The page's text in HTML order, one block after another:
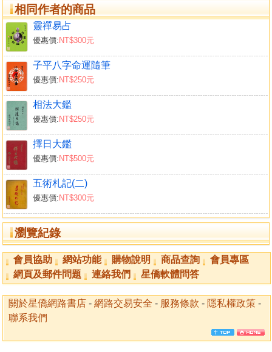
相同作者的商品
靈禪易占
優惠價: NT$300元
子平八字命運隨筆
優惠價: NT$250元
相法大鑑
優惠價: NT$250元
擇日大鑑
優惠價: NT$500元
五術札記(二)
優惠價: NT$300元
瀏覽紀錄
會員協助 網站功能 購物說明 商品查詢
會員專區
網頁及郵件問題
連絡我們 星僑軟體問答
關於星僑網路書店 - 網路交易安全 - 服務條款 - 隱私權政策 -
聯系我們